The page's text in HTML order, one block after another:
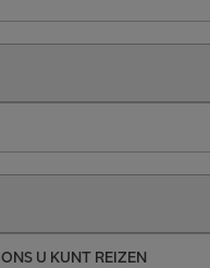
U KUNT REIZEN